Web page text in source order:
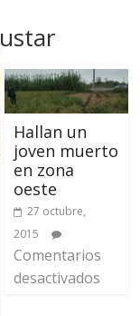
Hallan un
joven muerto
en zona
oeste
27 octubre,
2015
Comentarios
desactivados